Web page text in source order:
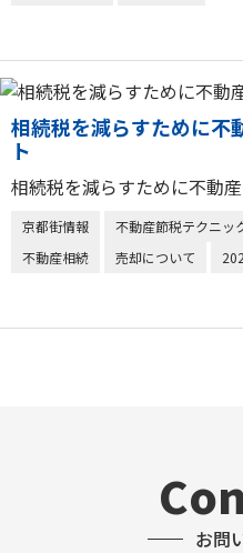
相続税を減らすために不
ト
相続税を減らすために不動
京都街情報 不動産節税テクニッ
不動産相続
売却について
お問